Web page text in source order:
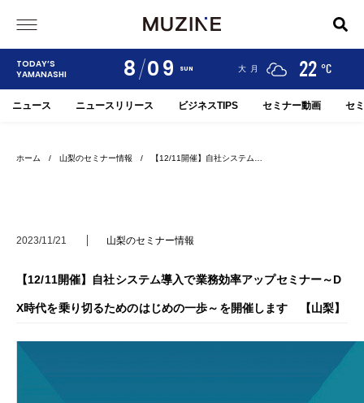
TODAY’S
YAMANASHI
8 09 SUN
甲府 河口湖 大月 22 °C
ニュース ニュースリリース ビジネスTIPS セミナー動画 セ
ホーム / 山梨のセミナー情報 / 【12/11開催】自社システム…
2023/11/21 山梨のセミナー情報
【12/11開催】自社システム導入で業務効率アップセミナー～D
X時代を乗り切るためのはじめの一歩～を開催します 【山梨】